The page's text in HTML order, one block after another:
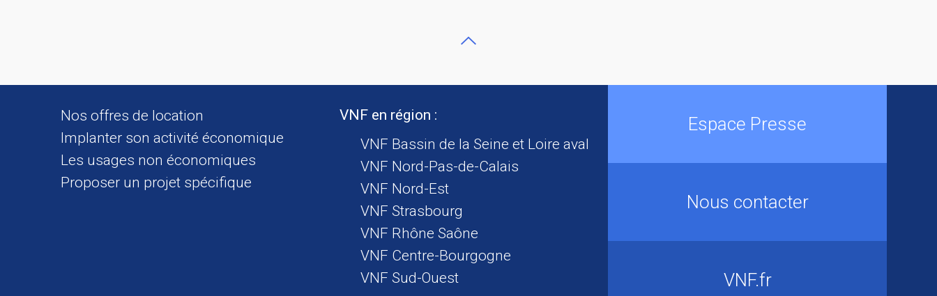
Nos offres de location
Implanter son activité économique
Les usages non économiques
Proposer un projet spécifique
VNF en région :
VNF Bassin de la Seine et Loire aval
VNF Nord-Pas-de-Calais
VNF Nord-Est
VNF Strasbourg
VNF Rhône Saône
VNF Centre-Bourgogne
VNF Sud-Ouest
Espace Presse
Nous contacter
VNF.fr